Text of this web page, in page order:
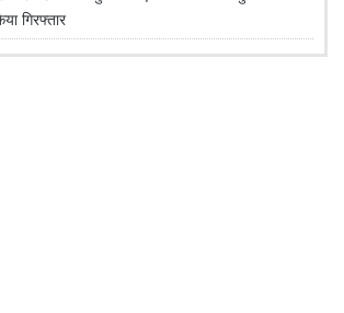
गिरफ्तार